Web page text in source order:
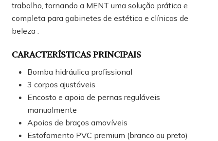
trabalho, tornando a MENT uma solução prática e
completa para gabinetes de estética e clínicas de
beleza .
CARACTERÍSTICAS PRINCIPAIS
Bomba hidráulica profissional
3 corpos ajustáveis
Encosto e apoio de pernas reguláveis
manualmente
Apoios de braços amovíveis
Estofamento PVC premium (branco ou preto)